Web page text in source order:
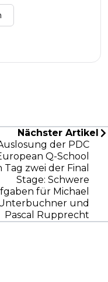
Nächster Artikel
der PDC
Q-School
Tag zwei der Final
Stage: Schwere
für Michael
und
Pascal Rupprecht